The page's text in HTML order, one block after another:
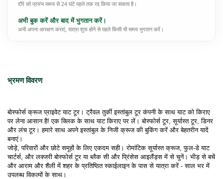
भ्रमण विवरण
बोस्फोर्स क्रूज प्राइवेट याट टूर। ट्रैवल तुर्की इस्तांबुल टूर कंपनी के साथ याट को किराए
पर लेना आसान है! एक क्लिक के साथ याट किराए पर लें। बोस्फोर्स टूर, सूर्यास्त टूर, डिनर
और लंच टूर। हमारे साथ अपने इस्तांबुल के निजी क्रूज की बुकिंग करें और बेहतरीन यादें
बनाएं।
जोड़े, परिवारों और छोटे समूहों के लिए एकदम सही। रोमांटिक सूर्यास्त क्रूज, फुल-डे याट
चार्टर्स, और लक्जरी बोस्फोर्स टूर या ब्लैक सी और प्रिंसेस आइलैंड्स में से चुनें। भीड़ से बचें
और आराम और शैली में शहर के प्रतिष्ठित स्काईलाइन के पास से यात्रा करें - साल भर में
उपलब्ध विकल्पों के साथ।
दौरे को प्रारंभ समय से 24 घंटे पहले तक रद्द किया जा सकता है।
अभी बुक करें और बाद में भुगतान करें।
अभी अपना आरक्षण कराएं, यात्रा शुरू होने से पहले किसी भी समय भुगतान करें।